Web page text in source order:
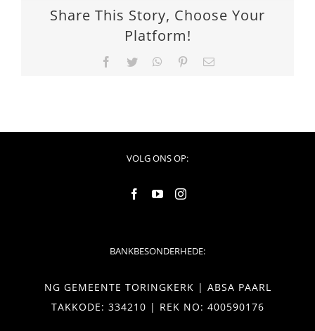
Share This Story, Choose Your
Platform!
Facebook
TwitterWhatsApp
PinterestEmail
VOLG ONS OP:
BANKBESONDERHEDE:
NG GEMEENTE TORINGKERK | ABSA PAARL
TAKKODE: 334210 | REK NO: 400590176